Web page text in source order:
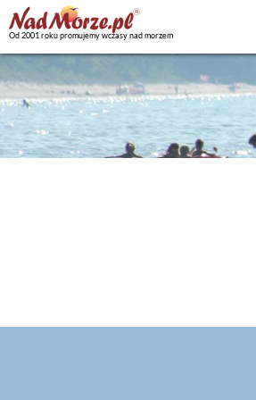
Od 2001 roku promujemy wczasy nad morzem